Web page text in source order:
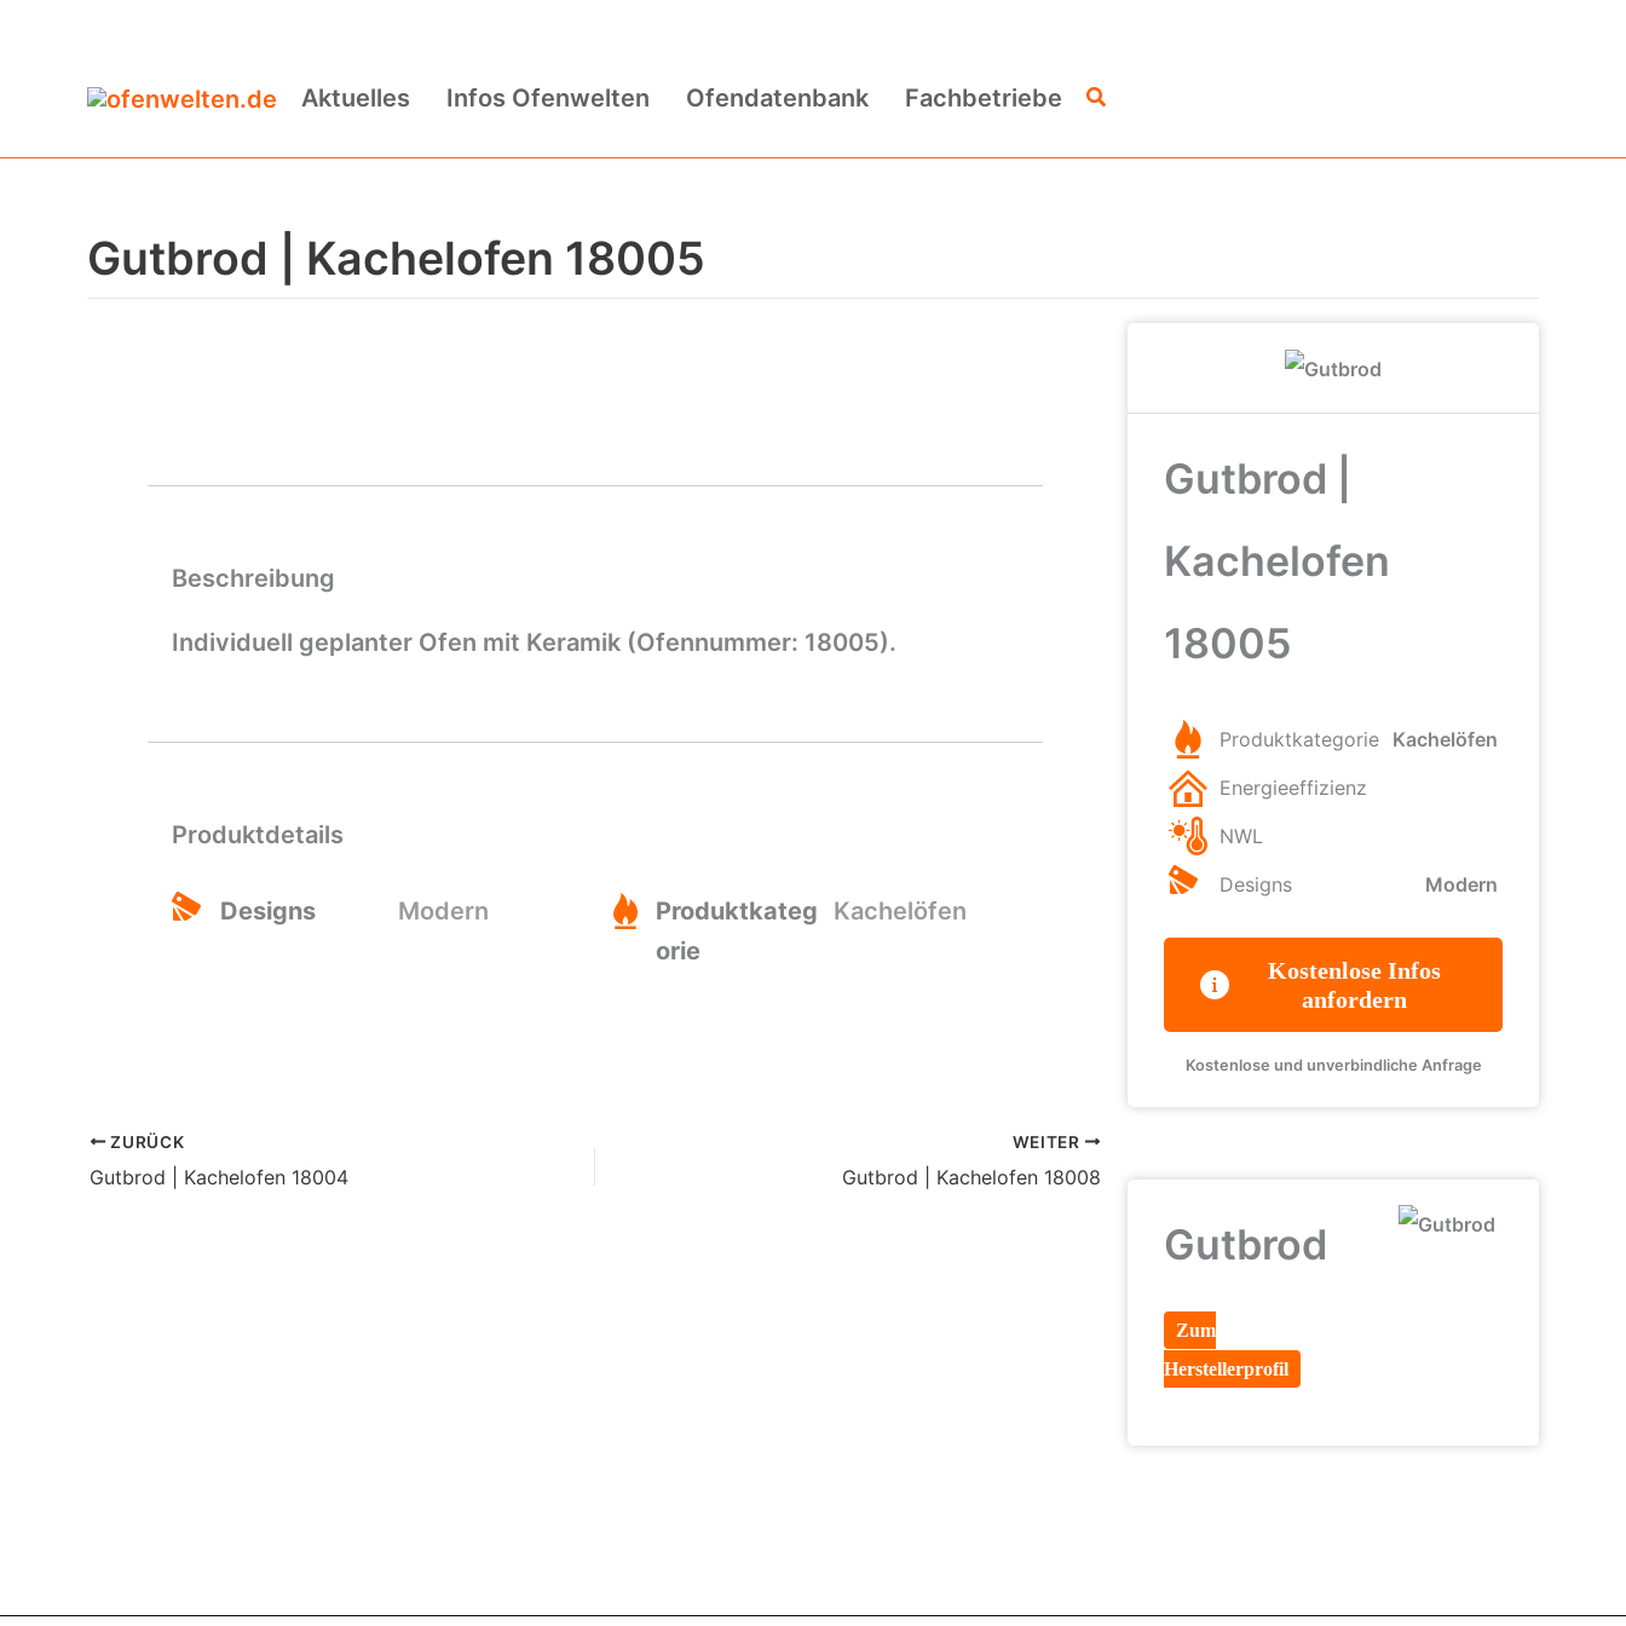
springen
Aktuelles Infos Ofenwelten Ofendatenbank Fachbetriebe Suchen
Gutbrod | Kachelofen 18005
Beschreibung
Individuell geplanter Ofen mit Keramik (Ofennummer: 18005).
Produktdetails
Designs Modern
Produktkateg
orie
Kachelöfen
ZURÜCK
Gutbrod | Kachelofen 18004
WEITER
Gutbrod | Kachelofen 18008
Gutbrod |
Kachelofen
18005
Produktkategorie Kachelöfen
Energieeffizienz
NWL
Designs
Modern
Kostenlose Infos
anfordern
Kostenlose und unverbindliche Anfrage
Gutbrod
Zum
Herstellerprofil